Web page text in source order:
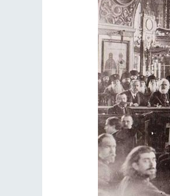
Разлуки не будет
Фредерика де